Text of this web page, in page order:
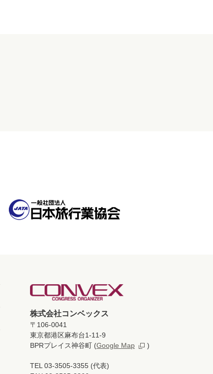
株式会社コンベックス
〒106-0041
東京都港区麻布台1-11-9
BPRプレイス神谷町 (Google Map )
TEL 03-3505-3355 (代表)